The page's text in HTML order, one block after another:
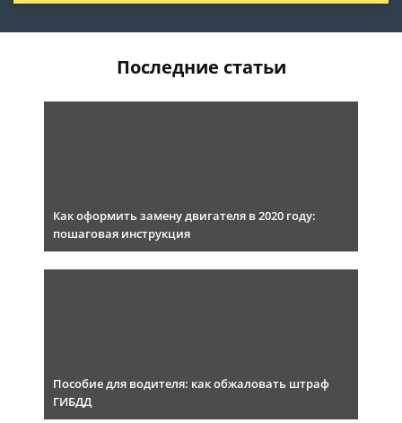
Последние статьи
Как оформить замену двигателя в 2020 году:
пошаговая инструкция
Пособие для водителя: как обжаловать штраф
ГИБДД